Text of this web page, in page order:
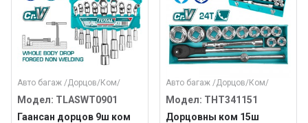
Авто багаж /Дорцов/Ком/
Модел: TLASWT0901
Гаансан дорцов 9ш ком
Авто багаж /Дорцов/Ком/
Модел: THT341151
Дорцовны ком 15ш